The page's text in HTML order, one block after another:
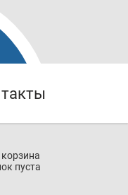
пуста